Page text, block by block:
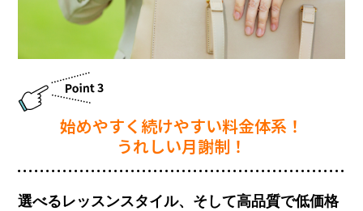
始めやすく続けやすい料⾦体系！
うれしい⽉謝制！
選べるレッスンスタイル、そして高品質で低価格